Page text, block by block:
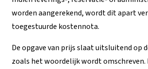
worden aangerekend, wordt dit apart
toegestuurde kostennota.
De opgave van prijs slaat uitsluitend op
zoals het woordelijk wordt omschreven.